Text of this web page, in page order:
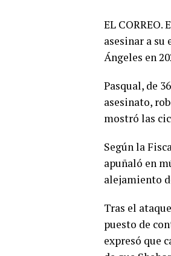
EL CORREO.
asesinar a
Ángeles en
Pasqual, de
asesinato,
mostró las
Según la
apuñaló en
alejamiento
Tras el
puesto de
expresó que